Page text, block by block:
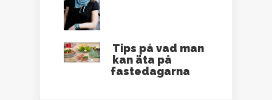
Tips på vad man
kan äta på
fastedagarna